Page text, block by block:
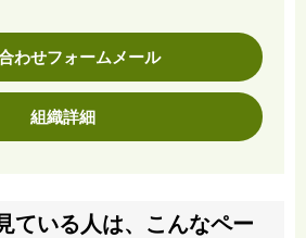
わせフォームメール
組織詳細
ている人は、こんなペー